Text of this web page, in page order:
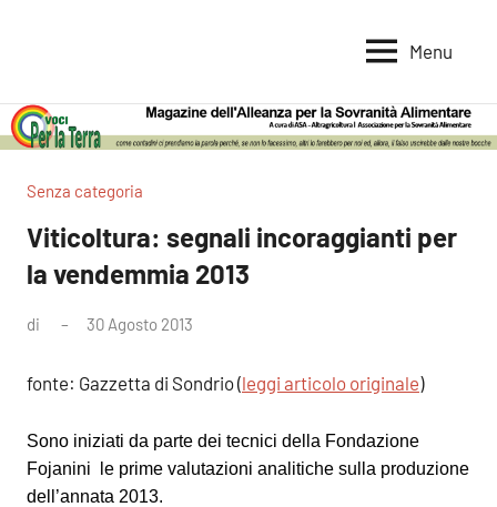
per
la
Terra
per
la
Alimentare
Menu
Senza categoria
Viticoltura: segnali incoraggianti per
la vendemmia 2013
di 30 Agosto 2013
fonte: Gazzetta di Sondrio (leggi articolo originale)
Sono iniziati da parte dei tecnici della Fondazione
Fojanini le prime valutazioni analitiche sulla produzione
dell’annata 2013.